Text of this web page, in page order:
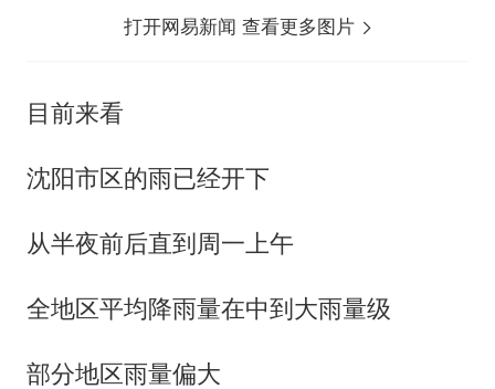
打开网易新闻 查看更多图片
目前来看
沈阳市区的雨已经开下
从半夜前后直到周一上午
全地区平均降雨量在中到大雨量级
部分地区雨量偏大